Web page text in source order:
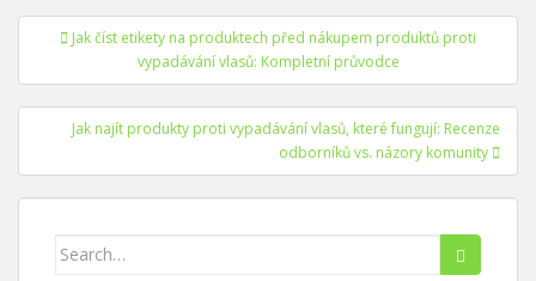
Navigace
příspěvků
Jak číst etikety na produktech před nákupem produktů proti
vypadávání vlasů: Kompletní průvodce
Jak najít produkty proti vypadávání vlasů, které fungují: Recenze
odborníků vs. názory komunity
Hledat: